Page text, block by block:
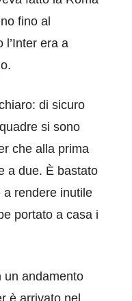
fino al
l’Inter era a
di sicuro
si sono
che alla prima
a due. È bastato
a rendere inutile
portato a casa i
un andamento